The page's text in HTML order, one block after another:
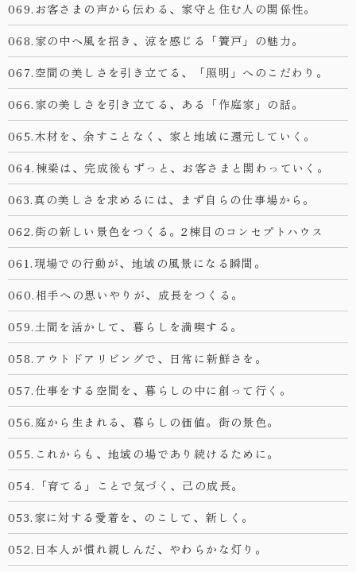
069.お客さまの声から伝わる、家守と住む人の関係性。
068.家の中へ風を招き、涼を感じる「簀戸」の魅力。
067.空間の美しさを引き立てる、「照明」へのこだわり。
066.家の美しさを引き立てる、ある「作庭家」の話。
065.木材を、余すことなく、家と地域に還元していく。
064.棟梁は、完成後もずっと、お客さまと関わっていく。
063.真の美しさを求めるには、まず自らの仕事場から。
062.街の新しい景色をつくる。2棟目のコンセプトハウス
061.現場での行動が、地域の風景になる瞬間。
060.相手への思いやりが、成長をつくる。
059.土間を活かして、暮らしを満喫する。
058.アウトドアリビングで、日常に新鮮さを。
057.仕事をする空間を、暮らしの中に創って行く。
056.庭から生まれる、暮らしの価値。街の景色。
055.これからも、地域の場であり続けるために。
054.「育てる」ことで気づく、己の成長。
053.家に対する愛着を、のこして、新しく。
052.日本人が慣れ親しんだ、やわらかな灯り。